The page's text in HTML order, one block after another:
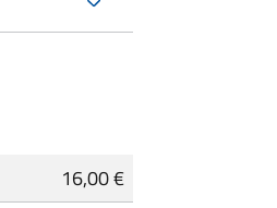
16,00 €